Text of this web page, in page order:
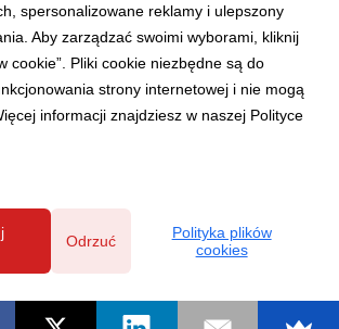
spersonalizowane reklamy i ulepszony
Aby zarządzać swoimi wyborami, kliknij
cookie”. Pliki cookie niezbędne są do
strony internetowej i nie mogą
informacji znajdziesz w naszej Polityce
Odrzuć
Polityka plików
cookies